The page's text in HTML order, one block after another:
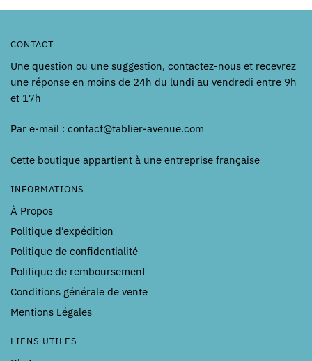
CONTACT
Une question ou une suggestion, contactez-nous et recevrez
une réponse en moins de 24h du lundi au vendredi entre 9h
et 17h
Par e-mail : contact@tablier-avenue.com
Cette boutique appartient à une entreprise française
INFORMATIONS
À Propos
Politique d’expédition
Politique de confidentialité
Politique de remboursement
Conditions générale de vente
Mentions Légales
LIENS UTILES